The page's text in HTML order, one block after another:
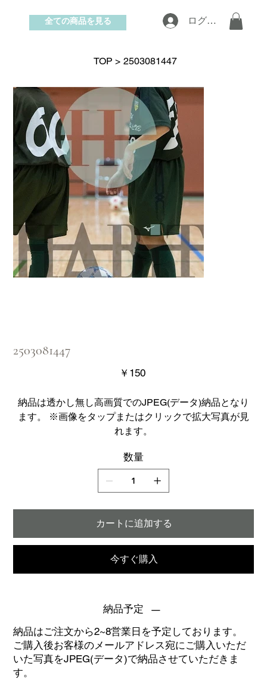
お問い合わせ
ログイン
全ての商品を見る
TOP > 2503081447
2503081447
価
格
￥150
納品は透かし無し高画質でのJPEG(データ)納品となり
ます。 ※画像をタップまたはクリックで拡大写真が見
れます。
数量
カートに追加する
今すぐ購入
納品予定
納品はご注文から2~8営業日を予定しております。
ご購入後お客様のメールアドレス宛にご購入いただ
いた写真をJPEG(データ)で納品させていただきま
す。